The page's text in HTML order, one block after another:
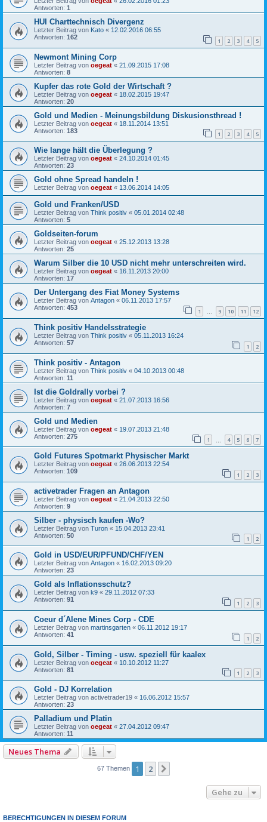
Antworten: 1
HUI Charttechnisch Divergenz
Letzter Beitrag von Kato « 12.02.2016 06:55
Antworten: 162 1 2 3 4 5
Newmont Mining Corp
Letzter Beitrag von oegeat « 21.09.2015 17:08
Antworten: 8
Kupfer das rote Gold der Wirtschaft ?
Letzter Beitrag von oegeat « 18.02.2015 19:47
Antworten: 20
Gold und Medien - Meinungsbildung Diskusionsthread !
Letzter Beitrag von oegeat « 18.11.2014 13:51
Antworten: 183 1 2 3 4 5
Wie lange hält die Überlegung ?
Letzter Beitrag von oegeat « 24.10.2014 01:45
Antworten: 23
Gold ohne Spread handeln !
Letzter Beitrag von oegeat « 13.06.2014 14:05
Gold und Franken/USD
Letzter Beitrag von Think positiv « 05.01.2014 02:48
Antworten: 5
Goldseiten-forum
Letzter Beitrag von oegeat « 25.12.2013 13:28
Antworten: 25
Warum Silber die 10 USD nicht mehr unterschreiten wird.
Letzter Beitrag von oegeat « 16.11.2013 20:00
Antworten: 17
Der Untergang des Fiat Money Systems
Letzter Beitrag von Antagon « 06.11.2013 17:57
Antworten: 453 1 … 9 10 11 12
Think positiv Handelsstrategie
Letzter Beitrag von Think positiv « 05.11.2013 16:24
Antworten: 57 1 2
Think positiv - Antagon
Letzter Beitrag von Think positiv « 04.10.2013 00:48
Antworten: 11
Ist die Goldrally vorbei ?
Letzter Beitrag von oegeat « 21.07.2013 16:56
Antworten: 7
Gold und Medien
Letzter Beitrag von oegeat « 19.07.2013 21:48
Antworten: 275 1 4 5 6 7
Gold Futures Spotmarkt Physischer Markt
Letzter Beitrag von oegeat « 26.06.2013 22:54
Antworten: 109 1 2 3
activetrader Fragen an Antagon
Letzter Beitrag von oegeat « 21.04.2013 22:50
Antworten: 9
Silber - physisch kaufen -Wo?
Letzter Beitrag von Turon « 15.04.2013 23:41
Antworten: 50 1 2
Gold in USD/EUR/PFUND/CHF/YEN
Letzter Beitrag von Antagon « 16.02.2013 09:20
Antworten: 23
Gold als Inflationsschutz?
Letzter Beitrag von k9 « 29.11.2012 07:33
Antworten: 91 1 2 3
Coeur d´Alene Mines Corp - CDE
Letzter Beitrag von martinsgarten « 06.11.2012 19:17
Antworten: 41 1 2
Gold, Silber - Timing - usw. speziell für kaalex
Letzter Beitrag von oegeat « 10.10.2012 11:27
Antworten: 81 1 2 3
Gold - DJ Korrelation
Letzter Beitrag von activetrader19 « 16.06.2012 15:57
Antworten: 23
Palladium und Platin
Letzter Beitrag von oegeat « 27.04.2012 09:47
Antworten: 11
Neues Thema
67 Themen 1 2
Gehe zu
BERECHTIGUNGEN IN DIESEM FORUM